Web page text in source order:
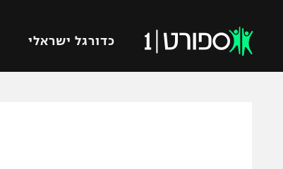
כדורגל ישראלי